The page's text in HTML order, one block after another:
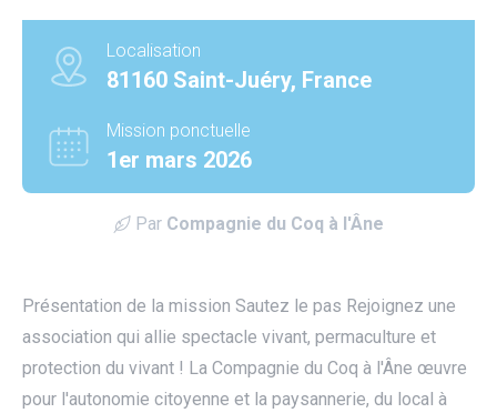
Localisation
81160 Saint-Juéry, France
Mission ponctuelle
1er mars 2026
Par Compagnie du Coq à l'Âne
Présentation de la mission Sautez le pas Rejoignez une
association qui allie spectacle vivant, permaculture et
protection du vivant ! La Compagnie du Coq à l'Âne œuvre
pour l'autonomie citoyenne et la paysannerie, du local à